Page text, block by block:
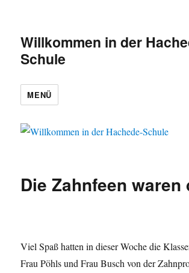
Willkommen in der
Schule
MENÜ
Die Zahnfeen waren
Viel Spaß hatten in dieser Woche die
Frau Pöhls und Frau Busch von der